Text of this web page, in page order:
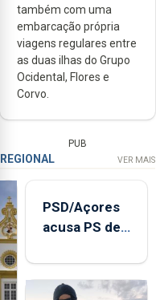
também com uma
embarcação própria
viagens regulares entre
as duas ilhas do Grupo
Ocidental, Flores e
Corvo.
PUB
REGIONAL VER MAIS
PSD/Açores
acusa PS de
contraditória"
sobre